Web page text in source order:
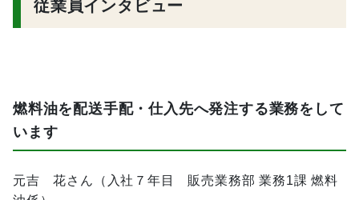
従業員インタビュー
燃料油を配送手配・仕入先へ発注する業務をして
います
元吉 花さん（入社７年目 販売業務部 業務1課 燃料